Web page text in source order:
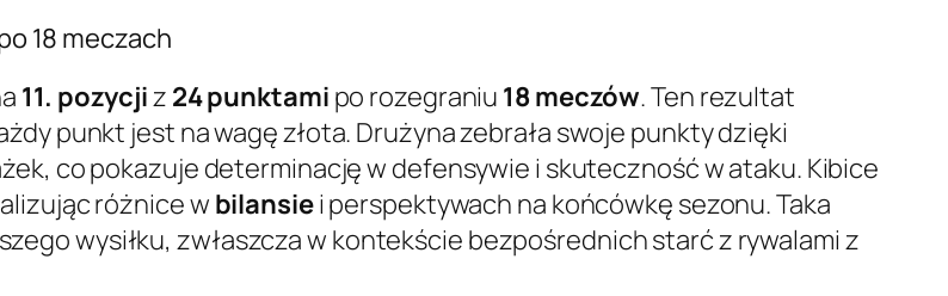
18 meczach
11. pozycjiz 24 punktami po rozegraniu 18 meczów. Ten rezultat
punkt jest na wagę złota. Drużyna zebrała swoje punkty dzięki
co pokazuje determinację w defensywie i skuteczność w ataku. Kibice
różnice w bilansiei perspektywach na końcówkę sezonu. Taka
wysiłku, zwłaszcza w kontekście bezpośrednich starć z rywalami z